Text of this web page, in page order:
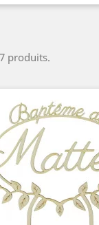
produits.